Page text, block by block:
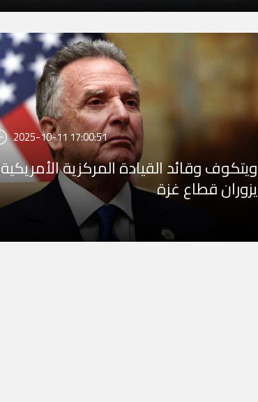
2025-10-11 17:00:51
ويتكوف وقائد القيادة المركزية الأمريكية
يزوران قطاع غزة